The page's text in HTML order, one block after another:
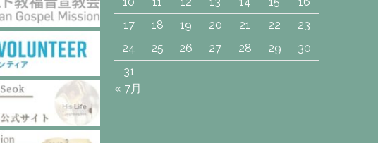
17
18 19 20 21 22
23
24
25 26 27 28 29
30
31
« 7月